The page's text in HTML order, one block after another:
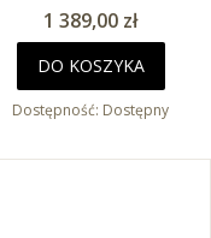
Cena
1 389,00 zł
DO KOSZYKA
Dostępność: Dostępny